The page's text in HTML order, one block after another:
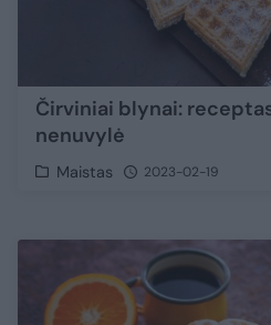
Čirviniai blynai:
nenuvylė
Maistas 2023-02-19